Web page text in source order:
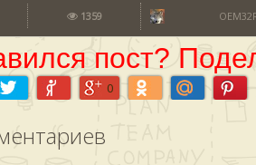
1359
пост?
0